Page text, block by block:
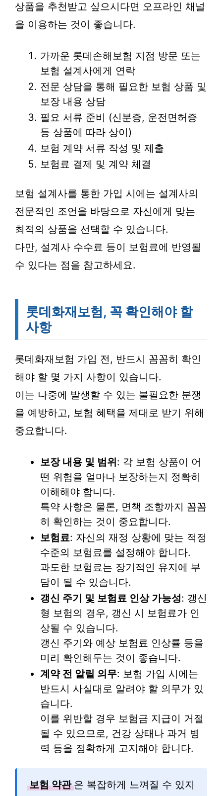
상품을 추천받고 싶으시다면 오프라인 채널
을 이용하는 것이 좋습니다.
가까운 롯데손해보험 지점 방문 또는
보험 설계사에게 연락
전문 상담을 통해 필요한 보험 상품 및
보장 내용 상담
필요 서류 준비 (신분증, 운전면허증
등 상품에 따라 상이)
보험 계약 서류 작성 및 제출
보험료 결제 및 계약 체결
보험 설계사를 통한 가입 시에는 설계사의
전문적인 조언을 바탕으로 자신에게 맞는
최적의 상품을 선택할 수 있습니다.
다만, 설계사 수수료 등이 보험료에 반영될
수 있다는 점을 참고하세요.
롯데화재보험, 꼭 확인해야 할
사항
롯데화재보험 가입 전, 반드시 꼼꼼히 확인
해야 할 몇 가지 사항이 있습니다.
이는 나중에 발생할 수 있는 불필요한 분쟁
을 예방하고, 보험 혜택을 제대로 받기 위해
중요합니다.
보장 내용 및 범위: 각 보험 상품이 어
떤 위험을 얼마나 보장하는지 정확히
이해해야 합니다.
특약 사항은 물론, 면책 조항까지 꼼꼼
히 확인하는 것이 중요합니다.
보험료: 자신의 재정 상황에 맞는 적정
수준의 보험료를 설정해야 합니다.
과도한 보험료는 장기적인 유지에 부
담이 될 수 있습니다.
갱신 주기 및 보험료 인상 가능성: 갱신
형 보험의 경우, 갱신 시 보험료가 인
상될 수 있습니다.
갱신 주기와 예상 보험료 인상률 등을
미리 확인해두는 것이 좋습니다.
계약 전 알릴 의무: 보험 가입 시에는
반드시 사실대로 알려야 할 의무가 있
습니다.
이를 위반할 경우 보험금 지급이 거절
될 수 있으므로, 건강 상태나 과거 병
력 등을 정확하게 고지해야 합니다.
보험 약관 은 복잡하게 느껴질 수 있지